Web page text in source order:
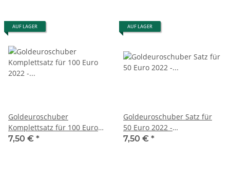
AUF LAGER
Goldeuroschuber
Komplettsatz für 100 Euro
2022 - Säulen der
7,50 € *
AUF LAGER
Goldeuroschuber Satz für
50 Euro 2022 -
Musikinstrumente -
7,50 € *